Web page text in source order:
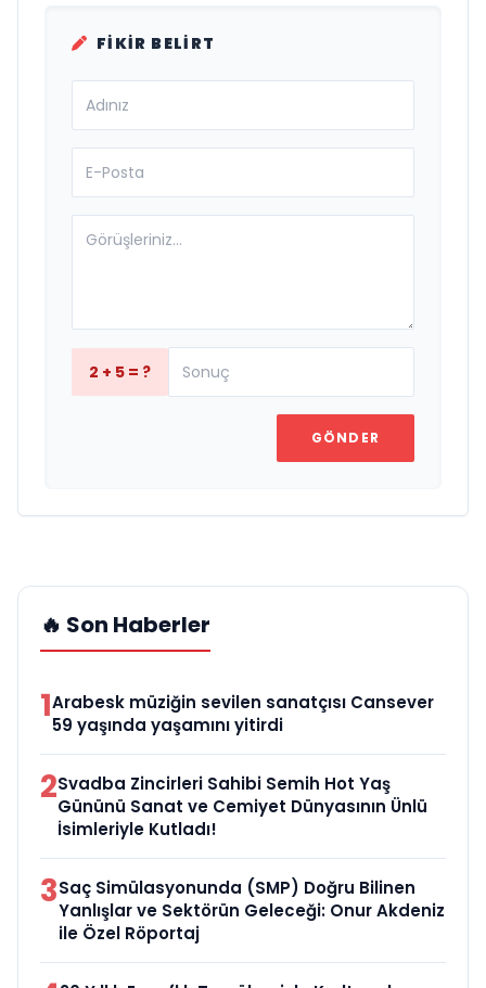
FIKIR BELIRT
2 + 5 = ?
GÖNDER
🔥 Son Haberler
1Arabesk müziğin sevilen sanatçısı Cansever
59 yaşında yaşamını yitirdi
2Svadba Zincirleri Sahibi Semih Hot Yaş
Gününü Sanat ve Cemiyet Dünyasının Ünlü
İsimleriyle Kutladı!
3Saç Simülasyonunda (SMP) Doğru Bilinen
Yanlışlar ve Sektörün Geleceği: Onur Akdeniz
ile Özel Röportaj